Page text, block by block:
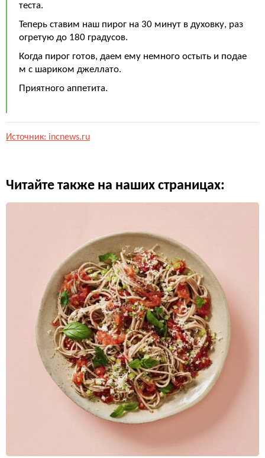
теста.
Теперь ставим наш пирог на 30 минут в духовку, раз
огретую до 180 градусов.
Когда пирог готов, даем ему немного остыть и подае
м с шариком джеллато.
Приятного аппетита.
Источник: incnews.ru
Читайте также на наших страницах: